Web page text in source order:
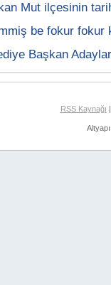
Mut ilçesinin
be fokur fokur
Başkan
RSS Kaynağı